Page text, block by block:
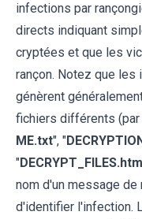
infections par
directs indiquant
cryptées et que les
rançon. Notez que
génèrent
fichiers différents (par
ME.txt", "
"
nom d'un message de
d'identifier l'infection.